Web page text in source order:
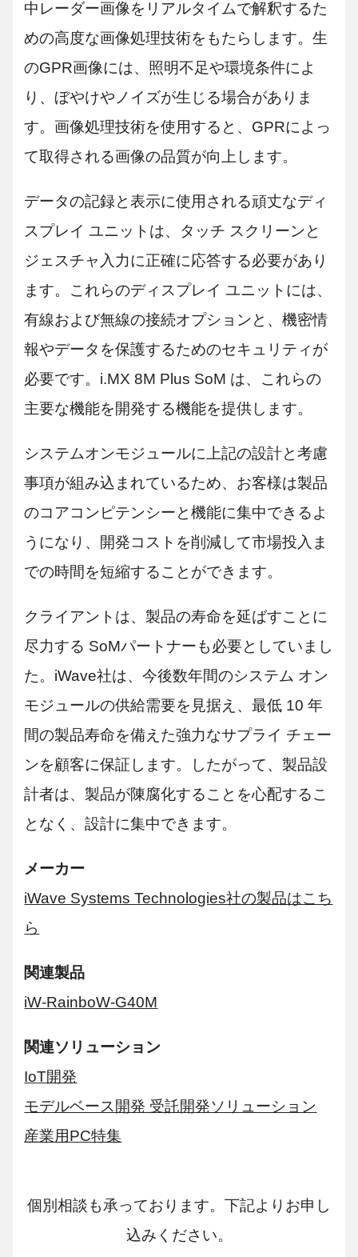
中レーダー画像をリアルタイムで解釈するた
めの高度な画像処理技術をもたらします。生
のGPR画像には、照明不足や環境条件によ
り、ぼやけやノイズが生じる場合がありま
す。画像処理技術を使用すると、GPRによっ
て取得される画像の品質が向上します。
データの記録と表示に使用される頑丈なディ
スプレイ ユニットは、タッチ スクリーンと
ジェスチャ入力に正確に応答する必要があり
ます。これらのディスプレイ ユニットには、
有線および無線の接続オプションと、機密情
報やデータを保護するためのセキュリティが
必要です。i.MX 8M Plus SoM は、これらの
主要な機能を開発する機能を提供します。
システムオンモジュールに上記の設計と考慮
事項が組み込まれているため、お客様は製品
のコアコンピテンシーと機能に集中できるよ
うになり、開発コストを削減して市場投入ま
での時間を短縮することができます。
クライアントは、製品の寿命を延ばすことに
尽力する SoMパートナーも必要としていまし
た。iWave社は、今後数年間のシステム オン
モジュールの供給需要を見据え、最低 10 年
間の製品寿命を備えた強力なサプライ チェー
ンを顧客に保証します。したがって、製品設
計者は、製品が陳腐化することを心配するこ
となく、設計に集中できます。
メーカー
iWave Systems Technologies社の製品はこち
ら
関連製品
iW-RainboW-G40M
関連ソリューション
IoT開発
モデルベース開発 受託開発ソリューション
産業用PC特集
個別相談も承っております。下記よりお申し
込みください。